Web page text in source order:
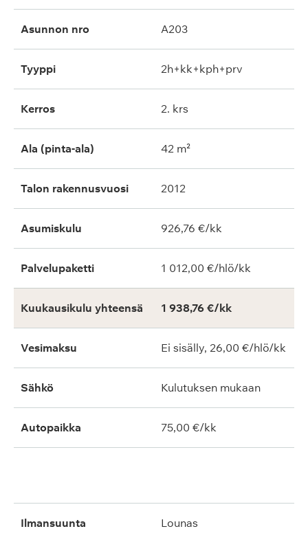
Asunnon nro A203
Tyyppi 2h+kk+kph+prv
Kerros 2. krs
Ala (pinta-ala) 42 m²
Talon rakennusvuosi 2012
Asumiskulu 926,76 €/kk
Palvelupaketti 1 012,00 €/hlö/kk
Kuukausikulu yhteensä 1 938,76 €/kk
Vesimaksu Ei sisälly, 26,00 €/hlö/kk
Sähkö Kulutuksen mukaan
Autopaikka 75,00 €/kk
ilmansuunta lounas